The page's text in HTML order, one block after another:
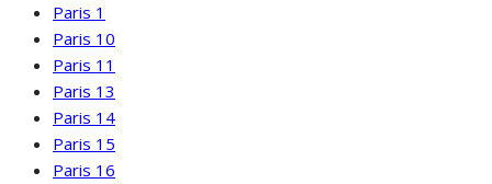
Paris 1
Paris 10
Paris 11
Paris 13
Paris 14
Paris 15
Paris 16